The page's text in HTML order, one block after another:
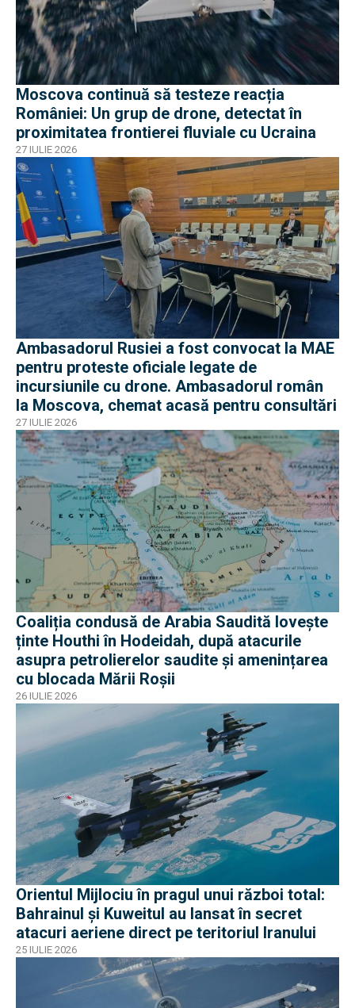
Moscova continuă să testeze reacția
României: Un grup de drone, detectat în
proximitatea frontierei fluviale cu Ucraina
27 IULIE 2026
Ambasadorul Rusiei a fost convocat la MAE
pentru proteste oficiale legate de
incursiunile cu drone. Ambasadorul român
la Moscova, chemat acasă pentru consultări
27 IULIE 2026
Coaliția condusă de Arabia Saudită lovește
ținte Houthi în Hodeidah, după atacurile
asupra petrolierelor saudite și amenințarea
cu blocada Mării Roșii
26 IULIE 2026
Orientul Mijlociu în pragul unui război total:
Bahrainul și Kuweitul au lansat în secret
atacuri aeriene direct pe teritoriul Iranului
25 IULIE 2026